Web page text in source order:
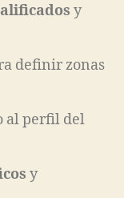
y
definir zonas
al perfil del
y